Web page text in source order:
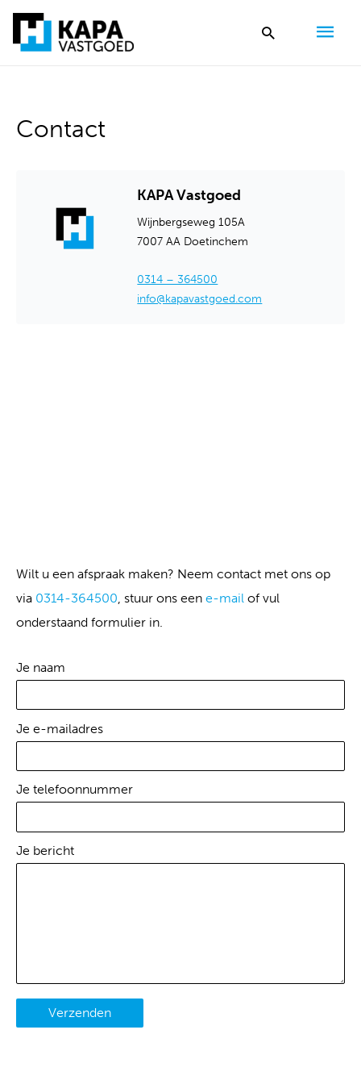
Zoeken
Contact
KAPA Vastgoed
Wijnbergseweg 105A
7007 AA Doetinchem
0314 – 364500
info@kapavastgoed.com
Wilt u een afspraak maken? Neem contact met ons op
via 0314-364500 , stuur ons een e-mail of vul
onderstaand formulier in.
Je naam
Je e-mailadres
Je telefoonnummer
Je bericht